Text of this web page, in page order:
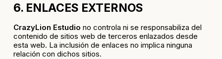
6. ENLACES EXTERNOS
CrazyLion Estudio no controla ni se responsabiliza del
contenido de sitios web de terceros enlazados desde
esta web. La inclusión de enlaces no implica ninguna
relación con dichos sitios.